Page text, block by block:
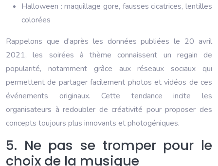
Halloween : maquillage gore, fausses cicatrices, lentilles
colorées
Rappelons que d’après les données publiées le 20 avril
2021, les soirées à thème connaissent un regain de
popularité, notamment grâce aux réseaux sociaux qui
permettent de partager facilement photos et vidéos de ces
événements originaux. Cette tendance incite les
organisateurs à redoubler de créativité pour proposer des
concepts toujours plus innovants et photogéniques.
5. Ne pas se tromper pour le
choix de la musique